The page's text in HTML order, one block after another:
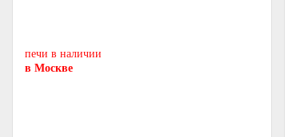
печи в наличии
в Москве